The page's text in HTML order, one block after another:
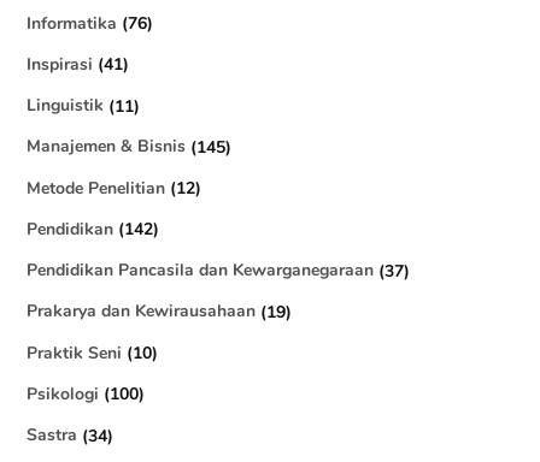
Informatika (76)
Inspirasi (41)
Linguistik (11)
Manajemen & Bisnis (145)
Metode Penelitian (12)
Pendidikan (142)
Pendidikan Pancasila dan Kewarganegaraan (37)
Prakarya dan Kewirausahaan (19)
Praktik Seni (10)
Psikologi (100)
Sastra (34)